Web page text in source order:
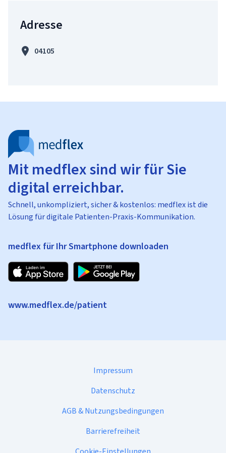
Adresse
04105
Mit medflex sind wir für Sie
digital erreichbar.
Schnell, unkompliziert, sicher & kostenlos: medflex ist die
Lösung für digitale Patienten-Praxis-Kommunikation.
medflex für Ihr Smartphone downloaden
www.medflex.de/patient
Impressum
Datenschutz
AGB & Nutzungsbedingungen
Barrierefreiheit